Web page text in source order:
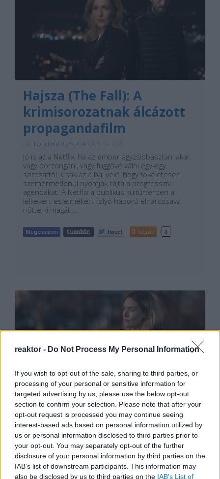
reaktor - Do Not Process My Personal Information
If you wish to opt-out of the sale, sharing to third parties, or
processing of your personal or sensitive information for
targeted advertising by us, please use the below opt-out
section to confirm your selection. Please note that after your
opt-out request is processed you may continue seeing
interest-based ads based on personal information utilized by
us or personal information disclosed to third parties prior to
your opt-out. You may separately opt-out of the further
disclosure of your personal information by third parties on the
IAB’s list of downstream participants. This information may
also be disclosed by us to third parties on the IAB’s List of
Hajsza (The Fall): A
krimisorozatnak álcázott
propagandafilm
TÓTH BÍRÓ ZSÓFIA
Jó is az a Netflix, ha az ember agyzsibbasztani akar,
vagy borzongani, vagy függővé válni egy-egy
sorozattól. Csak az a baj vele, hogy tökéletesen
szemérmetlenül nyomják rajta a progresszív
agendákat. A Netflix a publikus kultúrtérben a
lelkekért és elmékért folyó háború élharcosává
nőtte ki magát.…
Tetszik 0
Több, mint egy gyilkosság!
Sorozatajánló - Easttowni rejtélyek
BY: ARMINVFABIAN2021. JÚN 27.
Már elérhető az HBO GO felületén az Easttowni
rejtélyek minisorozat mind a hét epizódja, mely
epizódok eredetileg április 18. és május 30. között
kerültek vetítésre az HBO csatornáján. A Craig